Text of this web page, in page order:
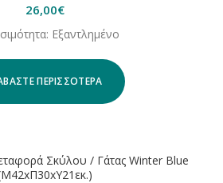
26,00€
Εξαντλημένο
ΠΕΡΙΣΣΌΤΕΡΑ
Σκύλου / Γάτας Winter Blue